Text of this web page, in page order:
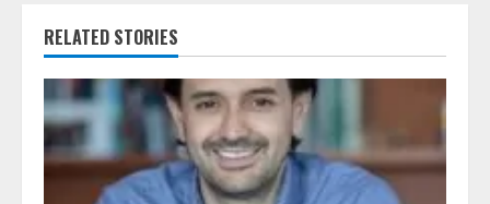
RELATED STORIES